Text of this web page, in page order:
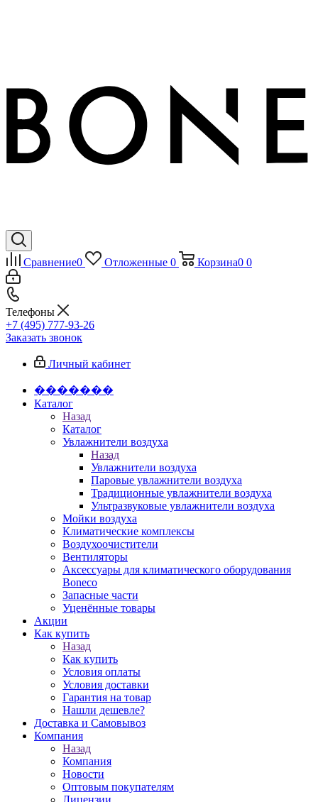
Сравнение0 Отложенные 0 Корзина0 0
Телефоны
+7 (495) 777-93-26
Заказать звонок
Личный кабинет
�������
Каталог
Назад
Каталог
Увлажнители воздуха
Назад
Увлажнители воздуха
Паровые увлажнители воздуха
Традиционные увлажнители воздуха
Ультразвуковые увлажнители воздуха
Мойки воздуха
Климатические комплексы
Воздухоочистители
Вентиляторы
Аксессуары для климатического оборудования
Boneco
Запасные части
Уценённые товары
Акции
Как купить
Назад
Как купить
Условия оплаты
Условия доставки
Гарантия на товар
Нашли дешевле?
Доставка и Самовывоз
Компания
Назад
Компания
Новости
Оптовым покупателям
Лицензии